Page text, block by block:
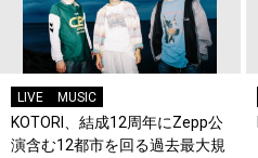
LIVE MUSIC
KOTORI、結成12周年にZepp公
演含む12都市を回る過去最大規